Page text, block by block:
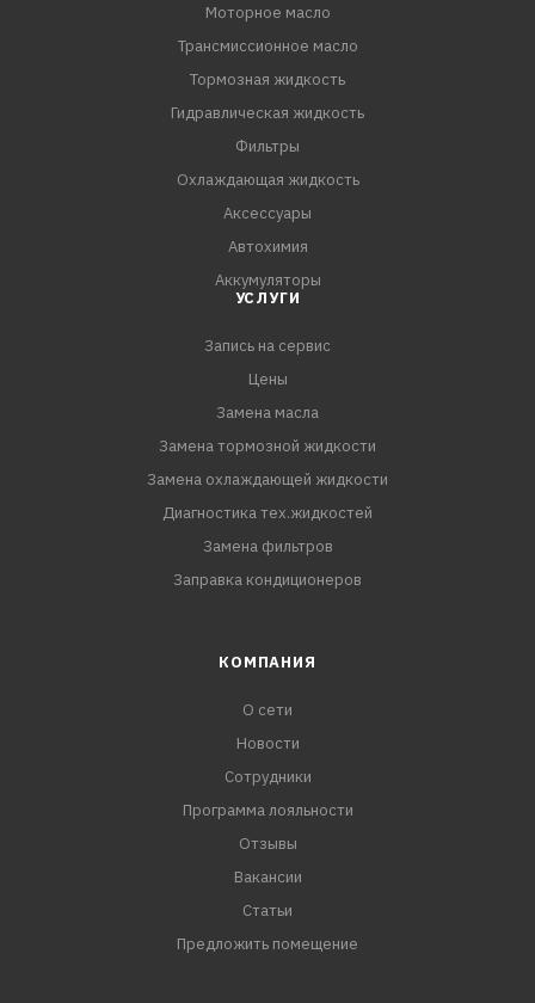
Моторное масло
Трансмиссионное масло
Тормозная жидкость
Гидравлическая жидкость
Фильтры
Охлаждающая жидкость
Аксессуары
Автохимия
Аккумуляторы
УСЛУГИ
Запись на сервис
Цены
Замена масла
Замена тормозной жидкости
Замена охлаждающей жидкости
Диагностика тех.жидкостей
Замена фильтров
Заправка кондиционеров
КОМПАНИЯ
О сети
Новости
Сотрудники
Программа лояльности
Отзывы
Вакансии
Статьи
Предложить помещение